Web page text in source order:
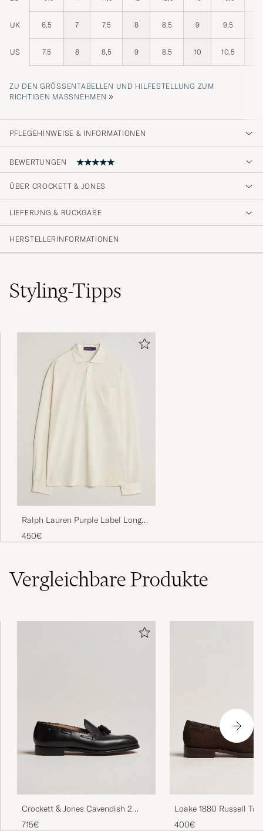
UK 6,5 7 7,5 8 8,5 9 9,5
US 7,5 8 8,5 9 8,5 10 10,5
ZU DEN GRÖSSENTABELLEN UND HILFESTELLUNG ZUM R
ICHTIGEN MASSNEHMEN
»
PFLEGEHINWEISE & INFORMATIONEN
BEWERTUNGEN
Snabbt och grymt bra passform. True to size
STEFAN W GEKAUFT AM AUF CAREOFCARL.SE
ÜBER CROCKETT & JONES
LIEFERUNG & RÜCKGABE
HERSTELLERINFORMATIONEN
Styling-Tipps
Ralph Lauren Purple Label Long
Sleeve Washed Polo Classic
Cream
450€
VergleichbareProdukte
Crockett & Jones Cavendish 2
Tassel Loafer Black Calf
715€
Loake 1880 Russell
Chocolate Brown Suede
400€